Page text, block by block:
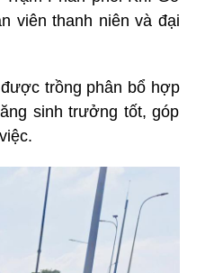
viên thanh niên và đại
trồng phân bổ hợp
sinh trưởng tốt, góp